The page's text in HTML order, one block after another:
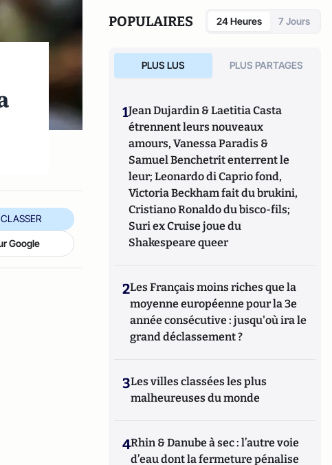
CLASSER
Google
POPULAIRES 24 Heures 7 Jours
PLUS LUS PLUS PARTAGES
1Jean Dujardin & Laetitia Casta
étrennent leurs nouveaux
amours, Vanessa Paradis &
Samuel Benchetrit enterrent le
leur; Leonardo di Caprio fond,
Victoria Beckham fait du brukini,
Cristiano Ronaldo du bisco-fils;
Suri ex Cruise joue du
Shakespeare queer
2Les Français moins riches que la
moyenne européenne pour la 3e
année consécutive : jusqu'où ira le
grand déclassement ?
3Les villes classées les plus
malheureuses du monde
4Rhin & Danube à sec : l’autre voie
d’eau dont la fermeture pénalise